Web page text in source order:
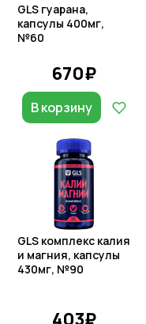
GLS гуарана,
капсулы 400мг,
№60
670₽
В корзину
GLS комплекс калия
и магния, капсулы
430мг, №90
403₽